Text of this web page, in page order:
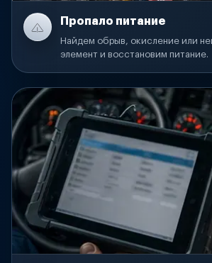
Пропало питание
Найдем обрыв, окисление или
элемент и восстановим питание.